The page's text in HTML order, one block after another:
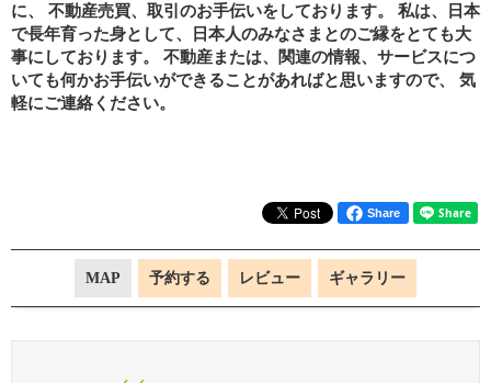
に、 不動産売買、取引のお手伝いをしております。 私は、日本
で長年育った身として、日本人のみなさまとのご縁をとても大
事にしております。 不動産または、関連の情報、サービスにつ
いても何かお手伝いができることがあればと思いますので、 気
軽にご連絡ください。
Share
MAP 予約する レビュー ギャラリー